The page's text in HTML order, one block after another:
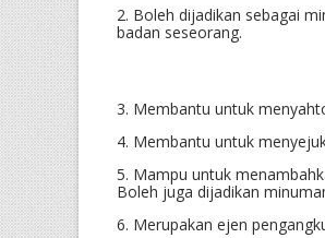
2. Boleh dijadikan sebagai
badan seseorang.
3. Membantu untuk
4. Membantu untuk
5. Mampu untuk
Boleh juga dijadikan
6. Merupakan ejen